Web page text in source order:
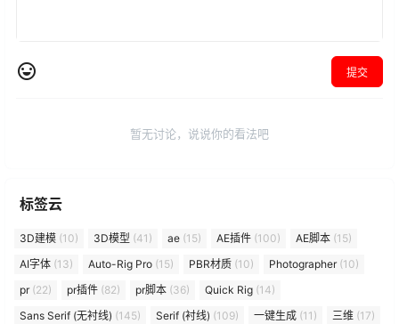
提交
暂无讨论，说说你的看法吧
标签云
3D建模 (10) 3D模型 (41) ae (15) AE插件 (100) AE脚本 (15)
AI字体 (13) Auto-Rig Pro (15) PBR材质 (10) Photographer(10)
pr(22) pr插件 (82) pr脚本 (36) Quick Rig (14)
Sans Serif (无衬线) (145) Serif (衬线) (109) 一键生成 (11) 三维 (17)